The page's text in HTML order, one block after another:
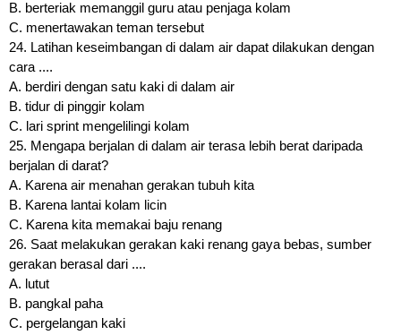
B. berteriak memanggil guru atau penjaga kolam
C. menertawakan teman tersebut
24. Latihan keseimbangan di dalam air dapat dilakukan dengan
cara ....
A. berdiri dengan satu kaki di dalam air
B. tidur di pinggir kolam
C. lari sprint mengelilingi kolam
25. Mengapa berjalan di dalam air terasa lebih berat daripada
berjalan di darat?
A. Karena air menahan gerakan tubuh kita
B. Karena lantai kolam licin
C. Karena kita memakai baju renang
26. Saat melakukan gerakan kaki renang gaya bebas, sumber
gerakan berasal dari ....
A. lutut
B. pangkal paha
C. pergelangan kaki